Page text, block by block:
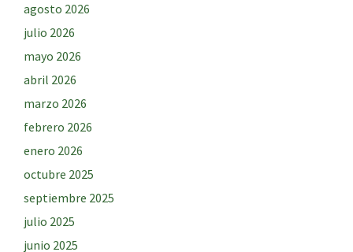
agosto 2026
julio 2026
mayo 2026
abril 2026
marzo 2026
febrero 2026
enero 2026
octubre 2025
septiembre 2025
julio 2025
junio 2025